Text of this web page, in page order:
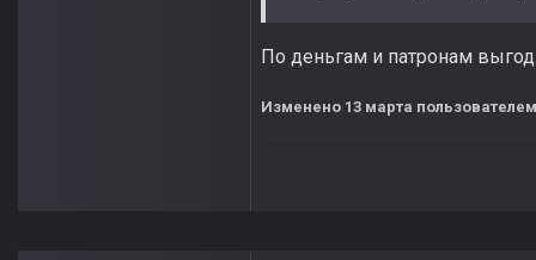
По деньгам и патронам
Изменено 13 марта